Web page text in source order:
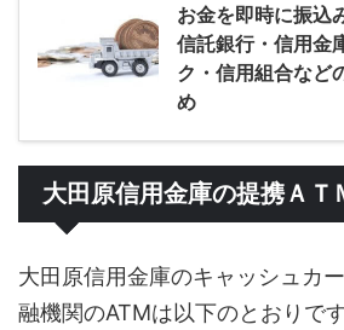
お金を即時に振込
信託銀行・信用金
ク・信用組合など
め
大田原信用金庫の提携ＡＴ
大田原信用金庫のキャッシュカ
融機関のATMは以下のとおりです